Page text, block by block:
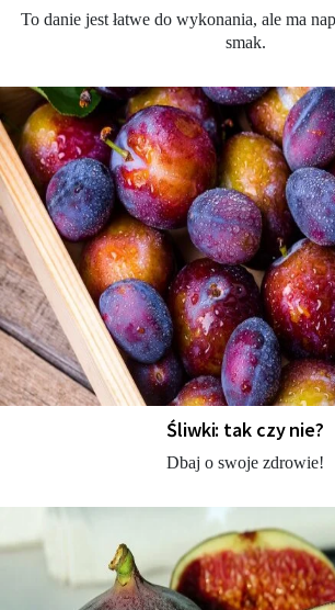
To danie jest łatwe do wykonania, ale ma
smak.
Śliwki: tak czy nie?
Dbaj o swoje zdrowie!